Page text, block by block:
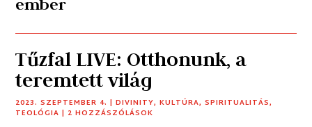
Tűzfal LIVE: Otthonunk, a
teremtett világ
2023. SZEPTEMBER 4. |DIVINITY,KULTÚRA,SPIRITUALITÁS,
TEOLÓGIA | 2 HOZZÁSZÓLÁSOK